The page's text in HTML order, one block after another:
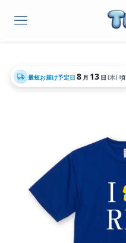
最短お届け予定日 8 月 13 日 (木) 頃